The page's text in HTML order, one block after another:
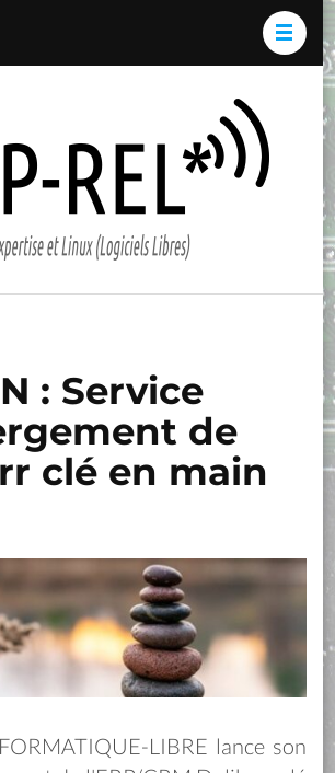
Cap-
REL*
et
Libres)
: Service
de
clé en main
LIBRE lance son